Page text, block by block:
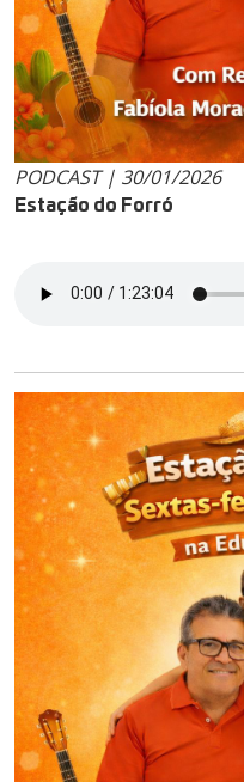
PODCAST | 30/01/2026
Estação do Forró